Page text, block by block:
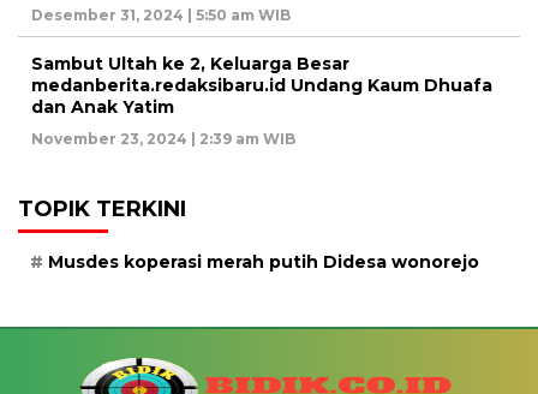
Desember 31, 2024 | 5:50 am WIB
Sambut Ultah ke 2, Keluarga Besar
medanberita.redaksibaru.id Undang Kaum Dhuafa
dan Anak Yatim
November 23, 2024 | 2:39 am WIB
TOPIK TERKINI
Musdes koperasi merah putih Didesa wonorejo